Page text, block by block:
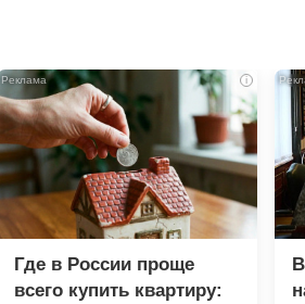
i
Где в России проще
всего купить квартиру: